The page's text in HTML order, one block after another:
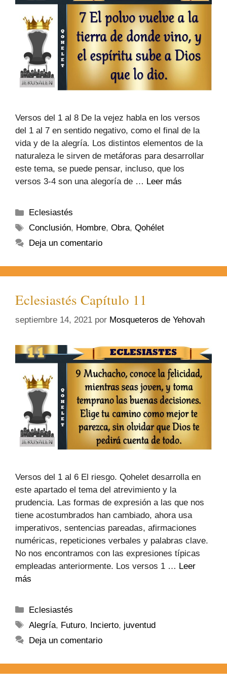
Versos del 1 al 8 De la vejez habla en los versos
del 1 al 7 en sentido negativo, como el final de la
vida y de la alegría. Los distintos elementos de la
naturaleza le sirven de metáforas para desarrollar
este tema, se puede pensar, incluso, que los
versos 3-4 son una alegoría de … Leer más
Eclesiastés
Conclusión, Hombre,Obra,Qohélet
Deja un comentario
Eclesiastés Capítulo 11
septiembre 14, 2021 por Mosqueteros de Yehovah
Versos del 1 al 6 El riesgo. Qohelet desarrolla en
este apartado el tema del atrevimiento y la
prudencia. Las formas de expresión a las que nos
tiene acostumbrados han cambiado, ahora usa
imperativos, sentencias pareadas, afirmaciones
numéricas, repeticiones verbales y palabras clave.
No nos encontramos con las expresiones típicas
empleadas anteriormente. Los versos 1 … Leer
más
Eclesiastés
Alegría, Futuro, Incierto, juventud
Deja un comentario